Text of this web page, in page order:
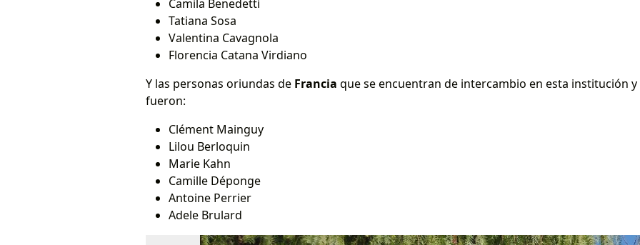
Camila Benedetti
Tatiana Sosa
Valentina Cavagnola
Florencia Catana Virdiano
Y las personas oriundas de Francia que se encuentran de intercambio en esta institución
fueron:
Clément Mainguy
Lilou Berloquin
Marie Kahn
Camille Déponge
Antoine Perrier
Adele Brulard